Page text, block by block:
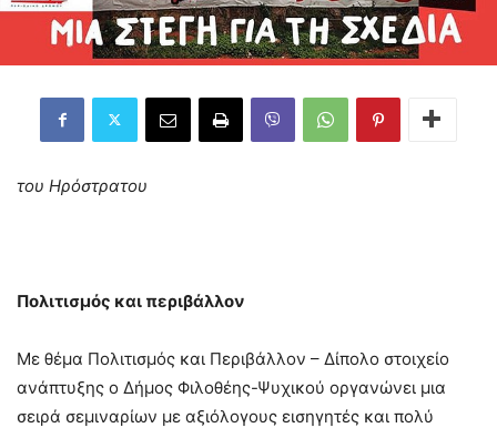
του Ηρόστρατου
Πολιτισμός και περιβάλλον
Με θέμα Πολιτισμός και Περιβάλλον – Δίπολο στοιχείο
ανάπτυξης ο Δήμος Φιλοθέης-Ψυχικού οργανώνει μια
σειρά σεμιναρίων με αξιόλογους εισηγητές και πολύ